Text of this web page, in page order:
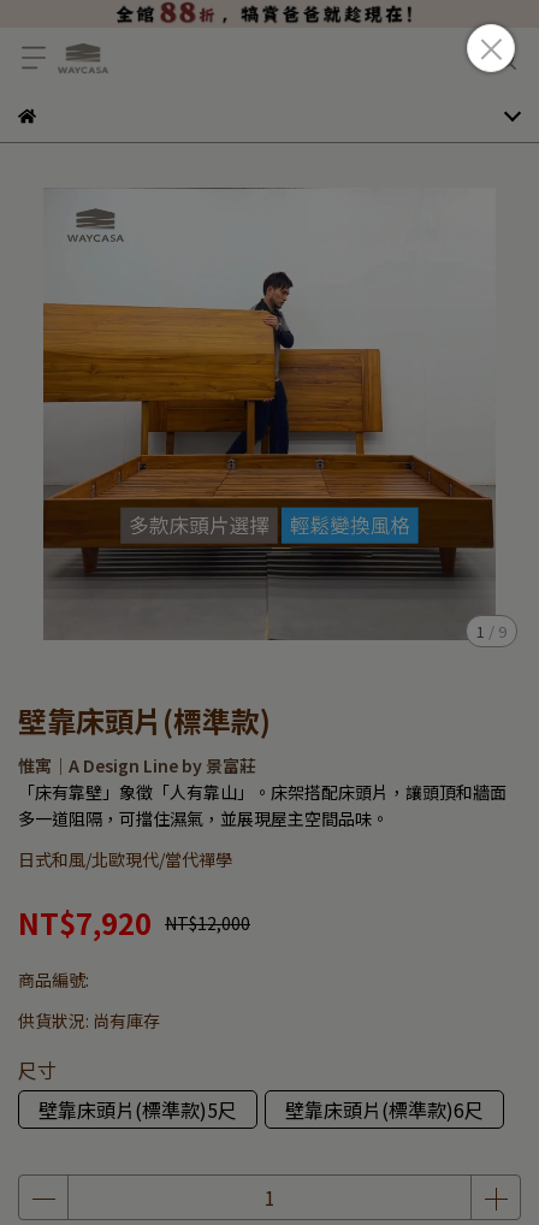
1 / 9
壁靠床頭片(標準款)
惟寓｜A Design Line by 景富莊
「床有靠壁」象徵「人有靠山」。床架搭配床頭片，讓頭頂和牆面
多一道阻隔，可擋住濕氣，並展現屋主空間品味。
日式和風/北歐現代/當代禪學
NT$7,920 NT$12,000
商品編號:
供貨狀況: 尚有庫存
尺寸
壁靠床頭片(標準款)5尺
壁靠床頭片(標準款)6尺